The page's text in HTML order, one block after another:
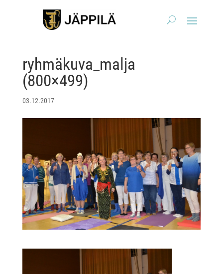
ryhmäkuva_malja
(800×499)
03.12.2017